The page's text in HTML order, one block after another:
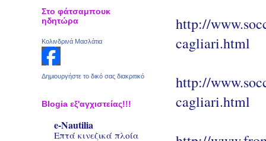
http://
cagliari.html
http://
cagliari.html
Στο φάτσαμπουκ
ηδητώρα
Κολινδρινά Μασλάτια
Δημιουργήστε το δικό σας διακριτικό
Blogia εξ'αγχιστείας!!!
e-Nautilia
Επτά κινεζικά πλοία